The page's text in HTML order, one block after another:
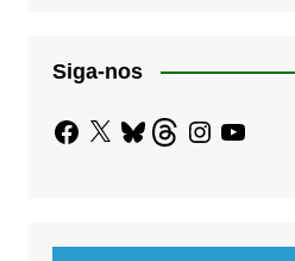
Siga-nos
Facebook
X BlueskyThreadsInstagram
YouTube